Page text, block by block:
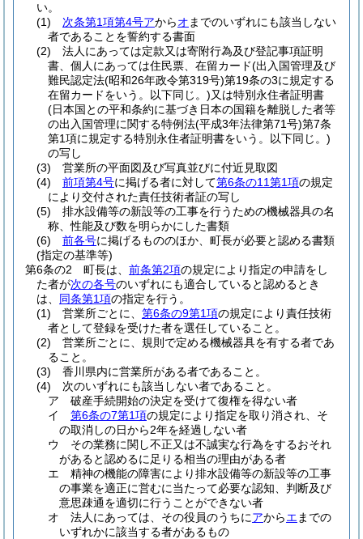
い。
(1)
次条第1項第4号アからオ までのいずれにも該当しない
者であることを誓約する書面
(2)
法人にあっては定款又は寄附行為及び登記事項証明
書、個人にあっては住民票、在留カード(出入国管理及び
難民認定法(昭和26年政令第319号)第19条の3に規定する
在留カードをいう。以下同じ。)又は特別永住者証明書
(日本国との平和条約に基づき日本の国籍を離脱した者等
の出入国管理に関する特例法(平成3年法律第71号)第7条
第1項に規定する特別永住者証明書をいう。以下同じ。)
の写し
(3)
営業所の平面図及び写真並びに付近見取図
(4)
前項第4号に掲げる者に対して第6条の11第1項の規定
により交付された責任技術者証の写し
(5)
排水設備等の新設等の工事を行うための機械器具の名
称、性能及び数を明らかにした書類
(6)
前各号に掲げるもののほか、町長が必要と認める書類
(指定の基準等)
第6条の2
町長は、 前条第2項の規定により指定の申請をし
た者が次の各号のいずれにも適合していると認めるとき
は、 同条第1項の指定を行う。
(1)
営業所ごとに、 第6条の9第1項の規定により責任技術
者として登録を受けた者を選任していること。
(2)
営業所ごとに、規則で定める機械器具を有する者であ
ること。
(3)
香川県内に営業所がある者であること。
(4)
次のいずれにも該当しない者であること。
ア
破産手続開始の決定を受けて復権を得ない者
イ
第6条の7第1項の規定により指定を取り消され、そ
の取消しの日から2年を経過しない者
ウ
その業務に関し不正又は不誠実な行為をするおそれ
があると認めるに足りる相当の理由がある者
エ
精神の機能の障害により排水設備等の新設等の工事
の事業を適正に営むに当たって必要な認知、判断及び
意思疎通を適切に行うことができない者
オ
法人にあっては、その役員のうちにアからエ までの
いずれかに該当する者があるもの